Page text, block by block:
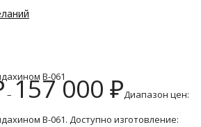
B-061
– 157 000 ₽Диапазон цен:
B-061. Доступно изготовление: